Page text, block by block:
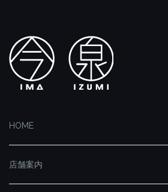
HOME
店舗案内